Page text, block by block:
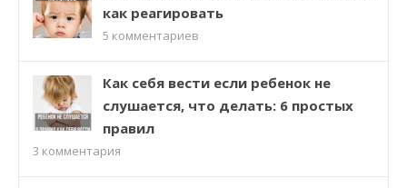
как реагировать
5 комментариев
Как себя вести если ребенок не
слушается, что делать: 6 простых
правил
3 комментария